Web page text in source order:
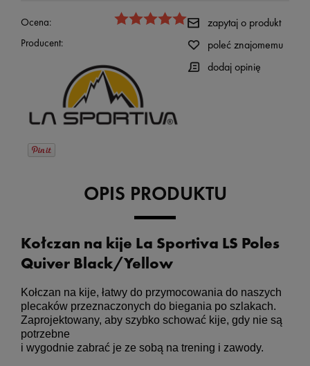
Ocena:
Producent:
zapytaj o produkt
poleć znajomemu
dodaj opinię
OPIS PRODUKTU
Kołczan na kije La Sportiva LS Poles
Quiver Black/Yellow
Kołczan na kije, łatwy do przymocowania do naszych
plecaków przeznaczonych do biegania po szlakach.
Zaprojektowany, aby szybko schować kije, gdy nie są
potrzebne
i wygodnie zabrać je ze sobą na trening i zawody.